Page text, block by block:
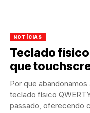
NOTÍCIAS
Teclado físico
que
Por que
teclado físico
passado, oferecendo